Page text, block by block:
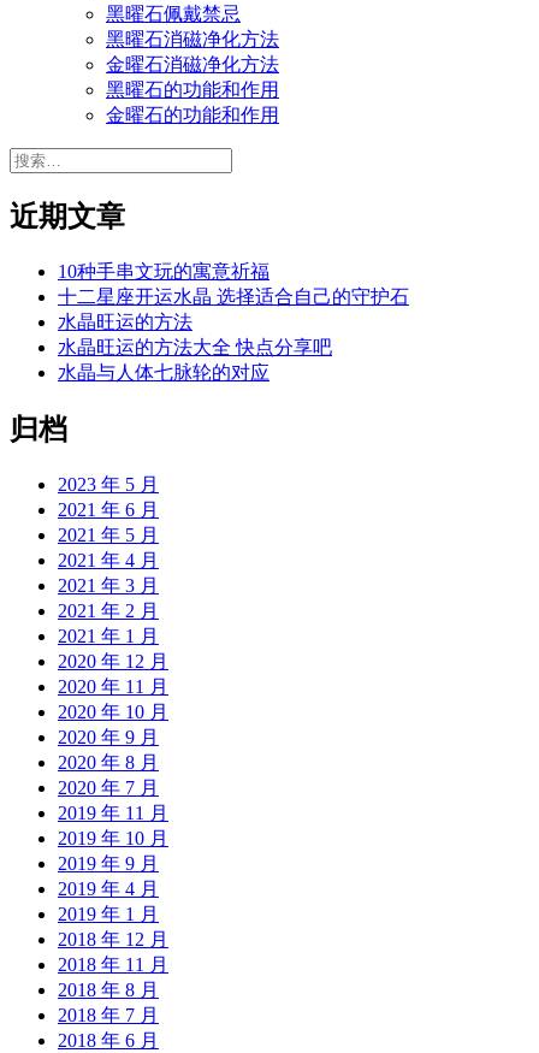
黑曜石佩戴禁忌
黑曜石消磁净化方法
金曜石消磁净化方法
黑曜石的功能和作用
金曜石的功能和作用
搜
近期文章
10种手串文玩的寓意祈福
十二星座开运水晶 选择适合自己的守护石
水晶旺运的方法
水晶旺运的方法大全 快点分享吧
水晶与人体七脉轮的对应
归档
2023 年 5 月
2021 年 6 月
2021 年 5 月
2021 年 4 月
2021 年 3 月
2021 年 2 月
2021 年 1 月
2020 年 12 月
2020 年 11 月
2020 年 10 月
2020 年 9 月
2020 年 8 月
2020 年 7 月
2019 年 11 月
2019 年 10 月
2019 年 9 月
2019 年 4 月
2019 年 1 月
2018 年 12 月
2018 年 11 月
2018 年 8 月
2018 年 7 月
2018 年 6 月